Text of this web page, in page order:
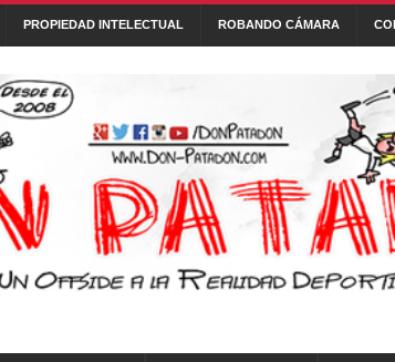
PROPIEDAD INTELECTUAL ROBANDO CÁMARA
FÚTBOL FONTANARROSA FRASES HUMOR